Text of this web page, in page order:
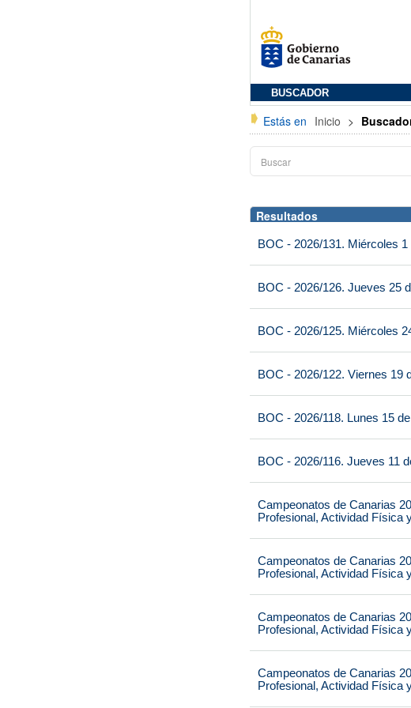
BUSCADOR
Estás en Inicio >
Resultados
BOC - 2026/131. Miércoles 1
BOC - 2026/126. Jueves 25
BOC - 2026/125. Miércoles
BOC - 2026/122. Viernes 19
BOC - 2026/118. Lunes 15
BOC - 2026/116. Jueves 11
Campeonatos de Canarias
Profesional, Actividad Física
Campeonatos de Canarias
Profesional, Actividad Física
Campeonatos de Canarias
Profesional, Actividad Física
Campeonatos de Canarias
Profesional, Actividad Física